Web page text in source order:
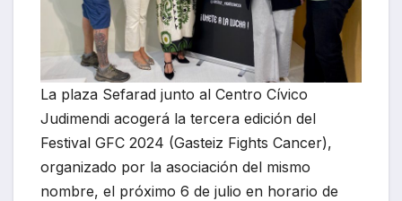
La plaza Sefarad junto al Centro Cívico
Judimendi acogerá la tercera edición del
Festival GFC 2024 (Gasteiz Fights Cancer),
organizado por la asociación del mismo
nombre, el próximo 6 de julio en horario de